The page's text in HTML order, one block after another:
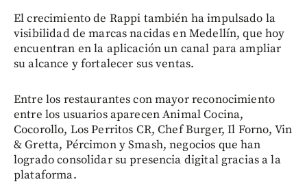
El crecimiento de Rappi también ha impulsado la
visibilidad de marcas nacidas en Medellín, que hoy
encuentran en la aplicación un canal para ampliar
su alcance y fortalecer sus ventas.
Entre los restaurantes con mayor reconocimiento
entre los usuarios aparecen Animal Cocina,
Cocorollo, Los Perritos CR, Chef Burger, Il Forno, Vin
& Gretta, Pércimon y Smash, negocios que han
logrado consolidar su presencia digital gracias a la
plataforma.